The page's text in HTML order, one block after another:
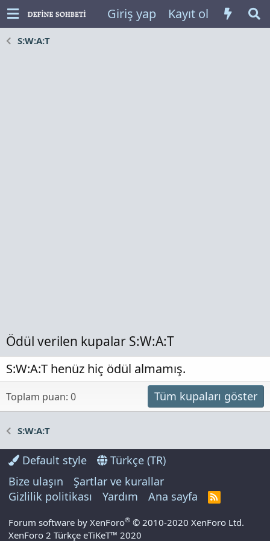
Giriş yap Kayıt ol
S:W:A:T
Ödül verilen kupalar S:W:A:T
S:W:A:T henüz hiç ödül almamış.
Toplam puan: 0 Tüm kupaları göster
S:W:A:T
Default style
Türkçe (TR)
Bize ulaşın
Şartlar ve kurallar
Gizlilik politikası
Yardım Ana sayfa
R
S
Forum software by XenForo® © 2010-2020 XenForo Ltd.
XenForo 2 Türkçe eTiKeT™ 2020